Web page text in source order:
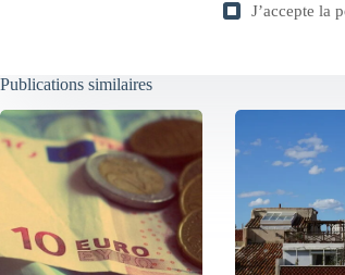
J’accepte la
Publications similaires